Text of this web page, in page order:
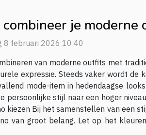
combineer je
8 februari 2026 10:40
van moderne outfits met
expressie. Steeds vaker wordt de
mode-item in hedendaagse
persoonlijke stijl naar een hoger
kiezen Bij het samenstellen van een
van groot belang. Let op het